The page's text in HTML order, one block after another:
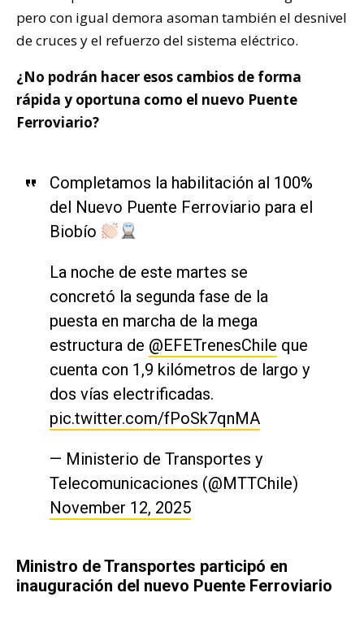
pero con igual demora asoman también el desnivel
de cruces y el refuerzo del sistema eléctrico.
¿No podrán hacer esos cambios de forma
rápida y oportuna como el nuevo Puente
Ferroviario?
Completamos la habilitación al 100%
del Nuevo Puente Ferroviario para el
Biobío
La noche de este martes se
concretó la segunda fase de la
puesta en marcha de la mega
estructura de @EFETrenesChile que
cuenta con 1,9 kilómetros de largo y
dos vías electrificadas.
pic.twitter.com/fPoSk7qnMA
— Ministerio de Transportes y
Telecomunicaciones (@MTTChile)
November 12, 2025
Ministro de Transportes participó en
inauguración del nuevo Puente Ferroviario